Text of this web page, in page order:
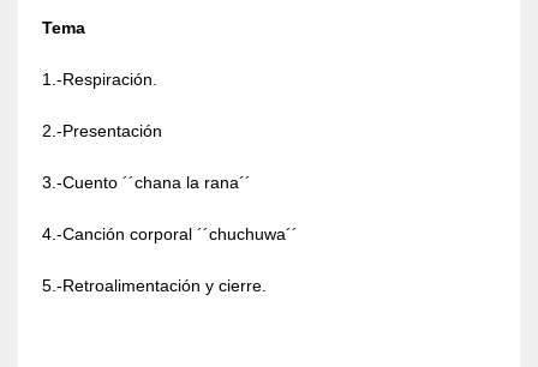
Tema
1.-Respiración.
2.-Presentación
3.-Cuento ´´chana la rana´´
4.-Canción corporal ´´chuchuwa´´
5.-Retroalimentación y cierre.